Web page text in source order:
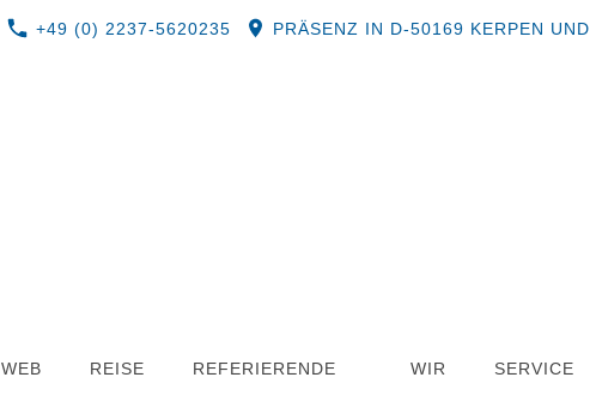
+49 (0) 2237-5620235 PRÄSENZ IN D-50169 KERPEN
WEB REISE REFERIERENDE WIR SERVICE